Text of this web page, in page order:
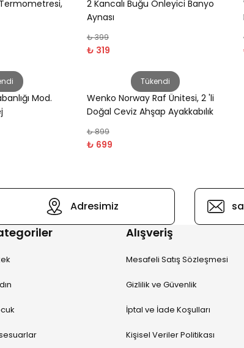
2 Kancalı Buğu Önleyici Banyo
Aynası
₺ 399
₺ 319
Mod.
Tükendi
Wenko Norway Raf Ünitesi, 2 'li
Doğal Ceviz Ahşap Ayakkabılık
₺ 899
₺ 699
Adresimiz
Alışveriş
Mesafeli Satış Sözleşmesi
Gizlilik ve Güvenlik
İptal ve İade Koşulları
Kişisel Veriler Politikası